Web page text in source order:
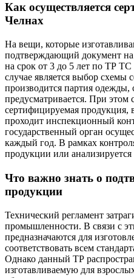
Как осуществляется
Челнах
На вещи, которые
подтверждающий документ
на срок от 3 до 5 лет по ТР
случае является выбор схемы
производится партия одежды,
предусматривается. При этом
сертифицируемая продукция,
проходит инспекционный
государственный орган
каждый год. В рамках
продукции или анализируется
Что важно знать о
продукции
Технический регламент
промышленности. В связи с
предназначаются для
соответствовать всем
Однако данный ТР
изготавливаемую для